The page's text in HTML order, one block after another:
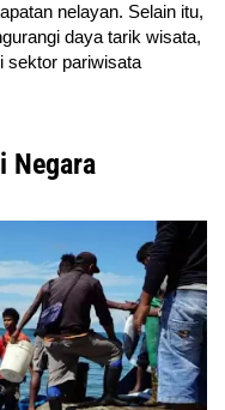
nelayan. Selain itu,
daya tarik wisata,
sektor pariwisata
Negara